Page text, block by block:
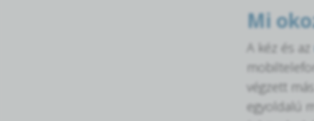
Mi
A kéz és az
végzett
egyoldalú